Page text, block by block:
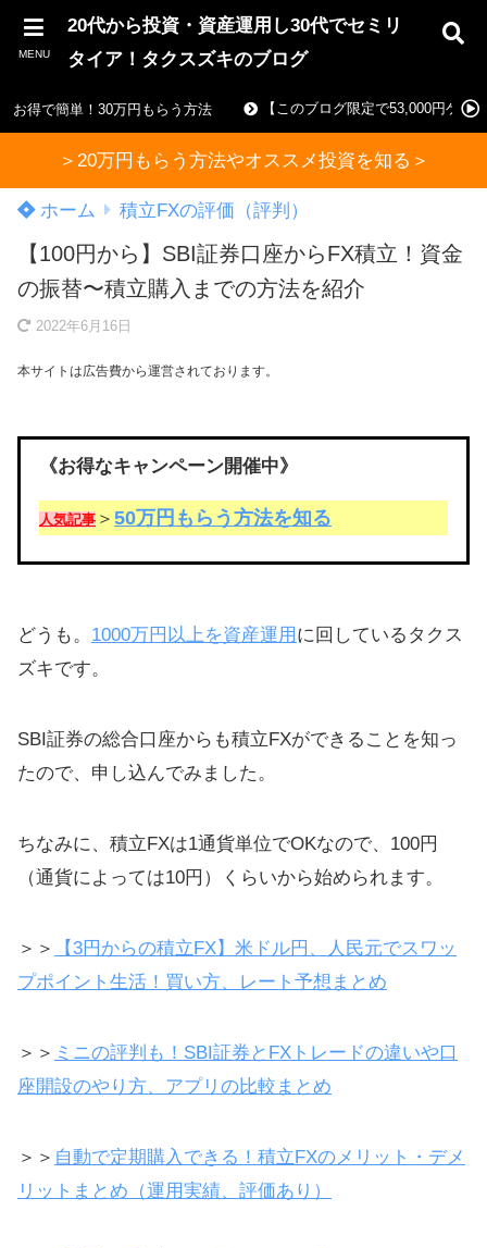
MENU
20代から投資・資産運用し30代でセミリ
タイア！タクスズキのブログ
お得で簡単！30万円もらう方法 【このブログ限定で53,000円ゲッ
＞20万円もらう方法やオススメ投資を知る＞
ホーム 積立FXの評価（評判）
【100円から】SBI証券口座からFX積立！資金
の振替〜積立購入までの方法を紹介
2022年6月16日
本サイトは広告費から運営されております。
《お得なキャンペーン開催中》
人気記事 ＞ 50万円もらう方法を知る
どうも。 1000万円以上を資産運用 に回しているタクス
ズキです。
SBI証券の総合口座からも積立FXができることを知っ
たので、申し込んでみました。
ちなみに、積立FXは1通貨単位でOKなので、100円
（通貨によっては10円）くらいから始められます。
＞＞
【3円からの積立FX】米ドル円、人民元でスワッ
プポイント生活！買い方、レート予想まとめ
＞＞ ミニの評判も！SBI証券とFXトレードの違いや口
座開設のやり方、アプリの比較まとめ
＞＞ 自動で定期購入できる！積立FXのメリット・デメ
リットまとめ（運用実績、評価あり）